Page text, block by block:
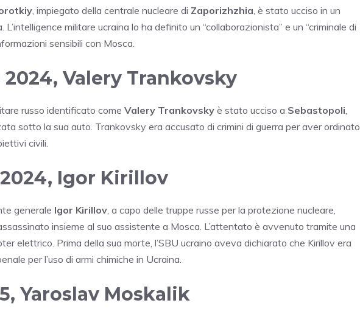
, impiegato della centrale nucleare di Zaporizhzhia, è stato ucciso in un
militare ucraina lo ha definito un “collaborazionista” e un “criminale di
sensibili con Mosca.
2024, Valery Trankovsky
russo identificato come Valery Trankovsky è stato ucciso a Sebastopoli,
sotto la sua auto. Trankovsky era accusato di crimini di guerra per aver ordinato
civili.
Igor Kirillov
generale Igor Kirillov, a capo delle truppe russe per la protezione nucleare,
insieme al suo assistente a Mosca. L’attentato è avvenuto tramite una
elettrico. Prima della sua morte, l’SBU ucraino aveva dichiarato che Kirillov era
per l’uso di armi chimiche in Ucraina.
Yaroslav Moskalik